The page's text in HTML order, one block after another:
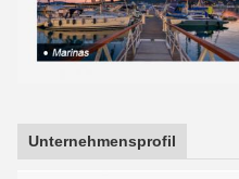
Unternehmensprofil